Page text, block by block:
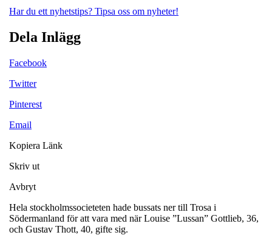
Har du ett nyhetstips? Tipsa oss om nyheter!
Dela Inlägg
Facebook
Twitter
Pinterest
Email
Kopiera Länk
Skriv ut
Avbryt
Hela stockholmssocieteten hade bussats ner till Trosa i
Södermanland för att vara med när Louise ”Lussan” Gottlieb, 36,
och Gustav Thott, 40, gifte sig.